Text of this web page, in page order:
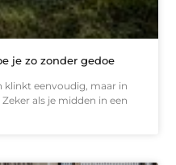
je zo zonder gedoe
klinkt eenvoudig, maar in
als je midden in een